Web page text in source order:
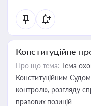
Конституційне
Про що тема: Тема
Конституційним Судом
контролю, розгляду
правових позицій